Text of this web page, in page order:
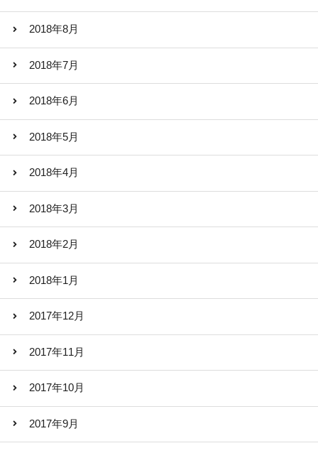
2018年8月
2018年7月
2018年6月
2018年5月
2018年4月
2018年3月
2018年2月
2018年1月
2017年12月
2017年11月
2017年10月
2017年9月